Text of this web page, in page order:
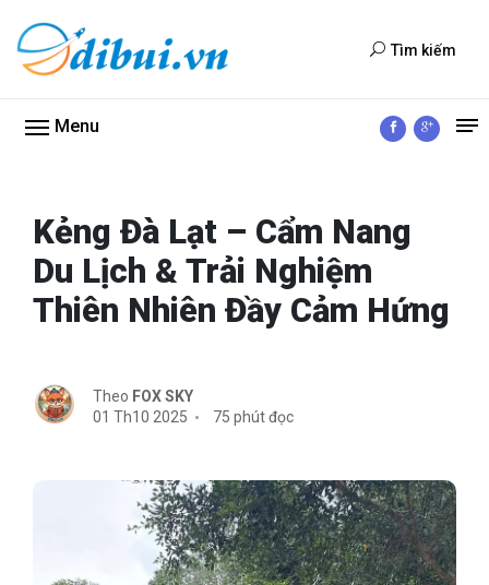
Tìm kiếm
Menu
Kẻng Đà Lạt – Cẩm Nang
Du Lịch & Trải Nghiệm
Thiên Nhiên Đầy Cảm Hứng
Theo FOX SKY
01 Th10 2025
75 phút đọc